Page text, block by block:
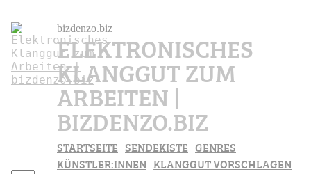
bizdenzo.biz
ELEKTRONISCHES
KLANGGUT ZUM
ARBEITEN |
BIZDENZO.BIZ
STARTSEITE SENDEKISTE GENRES
KÜNSTLER:INNEN KLANGGUT VORSCHLAGEN